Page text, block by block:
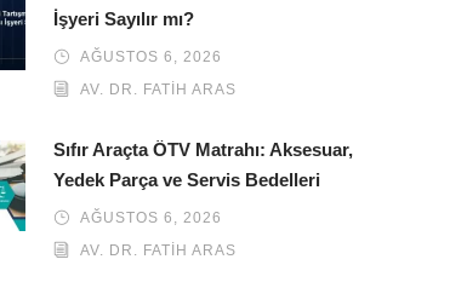
İşyeri Sayılır mı?
AĞUSTOS 6, 2026
AV. DR. FATIH ARAS
Sıfır Araçta ÖTV Matrahı: Aksesuar,
Yedek Parça ve Servis Bedelleri
AĞUSTOS 6, 2026
AV. DR. FATIH ARAS